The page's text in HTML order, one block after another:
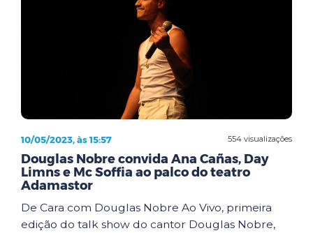
554 visualizações
10/05/2023, às 15:57
Douglas Nobre convida Ana Cañas, Day
Limns e Mc Soffia ao palco do teatro
Adamastor
De Cara com Douglas Nobre Ao Vivo, primeira
edição do talk show do cantor Douglas Nobre,